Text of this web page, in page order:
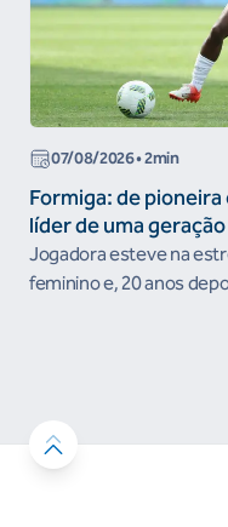
07/08/2026• 2min
Formiga: de pioneira
líder de uma geração
Jogadora esteve na
feminino e, 20 anos